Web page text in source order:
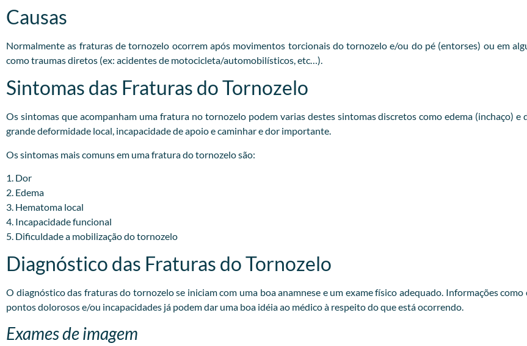
Causas
Normalmente as fraturas de tornozelo ocorrem após movimentos torcionais do tornozelo e/ou do pé (entorses) ou em
como traumas diretos (ex: acidentes de motocicleta/automobilísticos, etc…).
Sintomas das Fraturas do Tornozelo
Os sintomas que acompanham uma fratura no tornozelo podem varias destes sintomas discretos como edema (inchaço) e
grande deformidade local, incapacidade de apoio e caminhar e dor importante.
Os sintomas mais comuns em uma fratura do tornozelo são:
1. Dor
2. Edema
3. Hematoma local
4. Incapacidade funcional
5. Dificuldade a mobilização do tornozelo
Diagnóstico das Fraturas do Tornozelo
O diagnóstico das fraturas do tornozelo se iniciam com uma boa anamnese e um exame físico adequado. Informações
pontos dolorosos e/ou incapacidades já podem dar uma boa idéia ao médico à respeito do que está ocorrendo.
Exames de imagem